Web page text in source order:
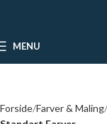
MENU
Forside Farver & Maling